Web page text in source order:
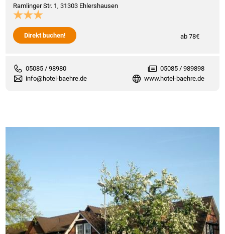
Ramlinger Str. 1, 31303 Ehlershausen
Direkt buchen! ab 78€
05085 / 98980
05085 / 989898
info@hotel-baehre.de
www.hotel-baehre.de